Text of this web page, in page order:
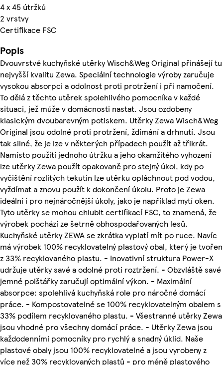
4 x 45 útržků
2 vrstvy
Certifikace FSC
Popis
Dvouvrstvé kuchyňské utěrky Wisch&Weg Original přinášejí tu
nejvyšší kvalitu Zewa. Speciální technologie výroby zaručuje
vysokou absorpci a odolnost proti protržení i při namočení.
To dělá z těchto utěrek spolehlivého pomocníka v každé
situaci, jež může v domácnosti nastat. Jsou ozdobeny
klasickým dvoubarevným potiskem. Utěrky Zewa Wisch&Weg
Original jsou odolné proti protržení, ždímání a drhnutí. Jsou
tak silné, že je lze v některých případech použít až třikrát.
Namísto použití jednoho útržku a jeho okamžitého vyhození
lze utěrky Zewa použít opakovaně pro stejný úkol, kdy po
vyčištění rozlitých tekutin lze utěrku opláchnout pod vodou,
vyždímat a znovu použít k dokončení úkolu. Proto je Zewa
ideální i pro nejnáročnější úkoly, jako je například mytí oken.
Tyto utěrky se mohou chlubit certifikací FSC, to znamená, že
výrobek pochází ze šetrně obhospodařovaných lesů.
Kuchyňské utěrky ZEWA se zkrátka vyplatí mít po ruce. Navíc
má výrobek 100% recyklovatelný plastový obal, který je tvořen
z 33% recyklovaného plastu. - Inovativní struktura Power-X
udržuje utěrky savé a odolné proti roztržení. - Obzvláště savé
jemné polštářky zaručují optimální výkon. - Maximální
absorpce: spolehlivá kuchyňská role pro náročné domácí
práce. - Kompostovatelné se 100% recyklovatelným obalem s
33% podílem recyklovaného plastu. - Všestranné utěrky Zewa
jsou vhodné pro všechny domácí práce. - Utěrky Zewa jsou
každodenními pomocníky pro rychlý a snadný úklid. Naše
plastové obaly jsou 100% recyklovatelné a jsou vyrobeny z
více než 30% recyklovaných plastů - pro méně plastového